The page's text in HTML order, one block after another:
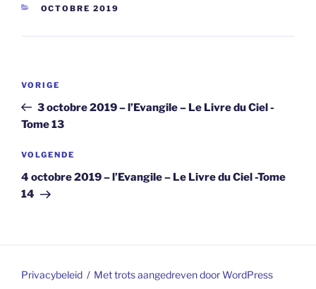
CATEGORIEËN
OCTOBRE 2019
Vorig
bericht
VORIGE
3 octobre 2019 – l’Evangile – Le Livre du Ciel -
Tome 13
Volgend
bericht
VOLGENDE
4 octobre 2019 – l’Evangile – Le Livre du Ciel -Tome
14
Privacybeleid Met trots aangedreven door WordPress